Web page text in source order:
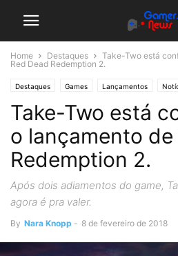
Home Destaques
Take-Two está
Red Dead Redemption 2.
Destaques Games Lançamentos
Take-Two está
o lançamento de
Redemption 2.
Após dois adiamentos do game,
agora é pra valer.
By Nara Knopp - 8 de fevereiro de 2018